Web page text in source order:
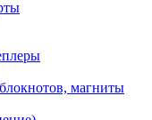
магниты